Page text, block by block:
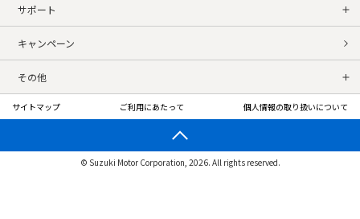
サポート
キャンペーン
その他
サイトマップ ご利用にあたって 個人情報の取り扱いについて
© Suzuki Motor Corporation, 2026. All rights reserved.